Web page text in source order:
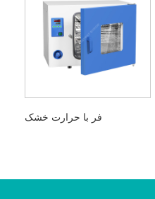
فر با حرارت خشک